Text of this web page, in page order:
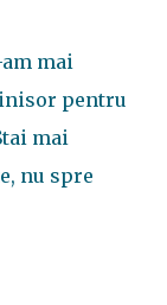
mai
pentru
mai
nu spre